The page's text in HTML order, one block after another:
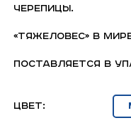
черепицы.
«Тяжеловес» в
Поставляется в
Цвет: